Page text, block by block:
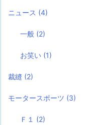
ニュース (4)
一般 (2)
お笑い (1)
裁縫 (2)
モータースポーツ (3)
Ｆ１ (2)